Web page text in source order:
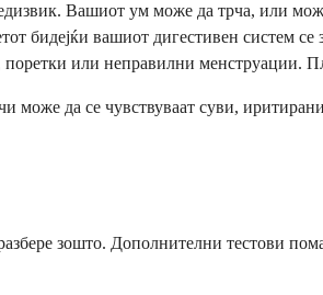
Вашиот ум може да трча, или
бидејќи вашиот дигестивен систем се
или неправилни менструации.
може да се чувствуваат суви,
зошто. Дополнителни тестови